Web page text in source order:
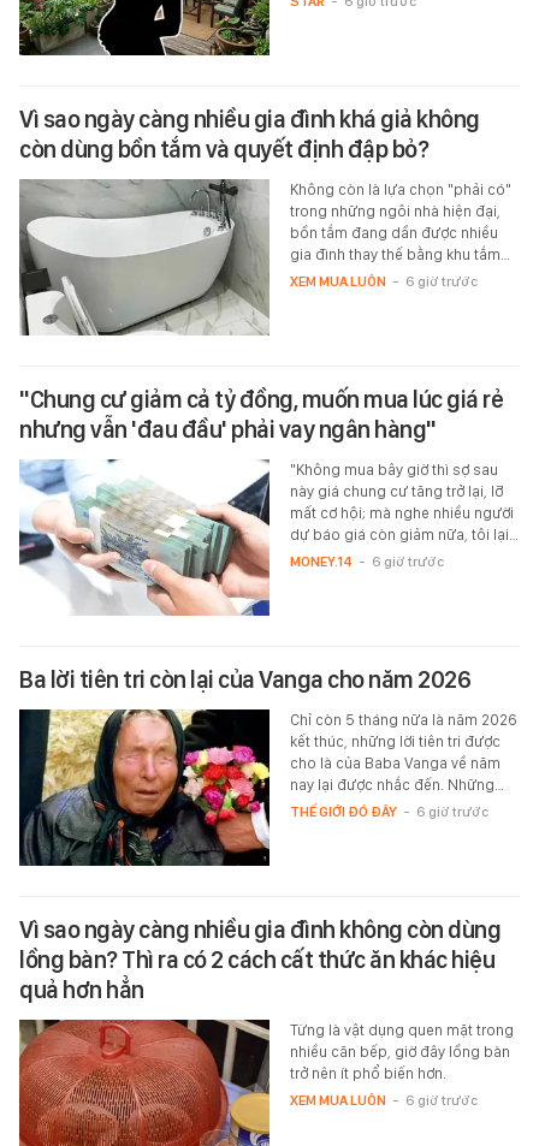
Vì sao ngày càng nhiều gia đình khá giả không
còn dùng bồn tắm và quyết định đập bỏ?
Không còn là lựa chọn "phải có"
trong những ngôi nhà hiện đại,
bồn tắm đang dần được nhiều
gia đình thay thế bằng khu tắm…
XEM MUA LUÔN - 6 giờ trước
"Chung cư giảm cả tỷ đồng, muốn mua lúc giá rẻ
nhưng vẫn 'đau đầu' phải vay ngân hàng"
"Không mua bây giờ thì sợ sau
này giá chung cư tăng trở lại, lỡ
mất cơ hội; mà nghe nhiều người
dự báo giá còn giảm nữa, tôi lại…
MONEY.14 - 6 giờ trước
Ba lời tiên tri còn lại của Vanga cho năm 2026
Chỉ còn 5 tháng nữa là năm 2026
kết thúc, những lời tiên tri được
cho là của Baba Vanga về năm
nay lại được nhắc đến. Những…
THẾ GIỚI ĐÓ ĐÂY - 6 giờ trước
Vì sao ngày càng nhiều gia đình không còn dùng
lồng bàn? Thì ra có 2 cách cất thức ăn khác hiệu
quả hơn hẳn
Từng là vật dụng quen mặt trong
nhiều căn bếp, giờ đây lồng bàn
trở nên ít phổ biến hơn.
XEM MUA LUÔN - 6 giờ trước